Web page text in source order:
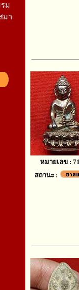
ม
มา
หมายเลข :
สถานะ :